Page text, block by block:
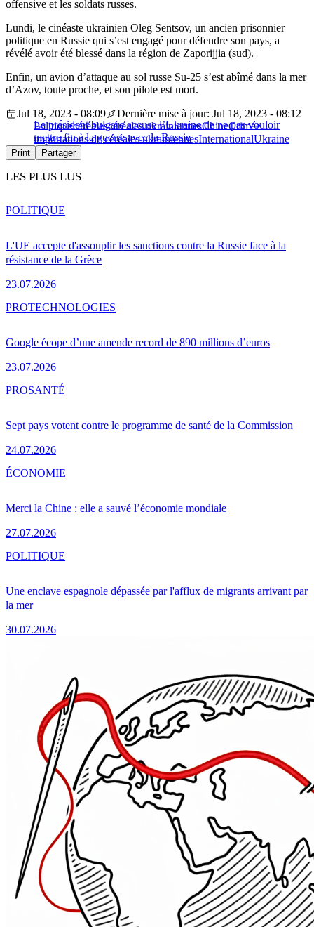
offensive et les soldats russes.
Lundi, le cinéaste ukrainien Oleg Sentsov, un ancien prisonnier
politique en Russie qui s’est engagé pour défendre son pays, a
révélé avoir été blessé dans la région de Zaporijjia (sud).
Enfin, un avion d’attaque au sol russe Su-25 s’est abîmé dans la mer
d’Azov, toute proche, et son pilote est mort.
Le président bulgare accuse l’Ukraine de ne pas vouloir
mettre fin à la guerre avec la Russie
Jul 18, 2023 - 08:09
Dernière mise à jour: Jul 18, 2023 - 08:12
Politiquecéréalescéréales ukrainiennesChineCrimée
importations de céréales ukrainiennesInternationalUkraine
Print Partager
LES PLUS LUS
L'UE accepte d'assouplir les sanctions contre la Russie face à la
résistance de la Grèce
23.07.2026
POLITIQUE
Google écope d’une amende record de 890 millions d’euros
23.07.2026
PROTECHNOLOGIES
Sept pays votent contre le programme de santé de la Commission
24.07.2026
PROSANTÉ
Merci la Chine : elle a sauvé l’économie mondiale
27.07.2026
ÉCONOMIE
Une enclave espagnole dépassée par l'afflux de migrants arrivant par
la mer
30.07.2026
POLITIQUE